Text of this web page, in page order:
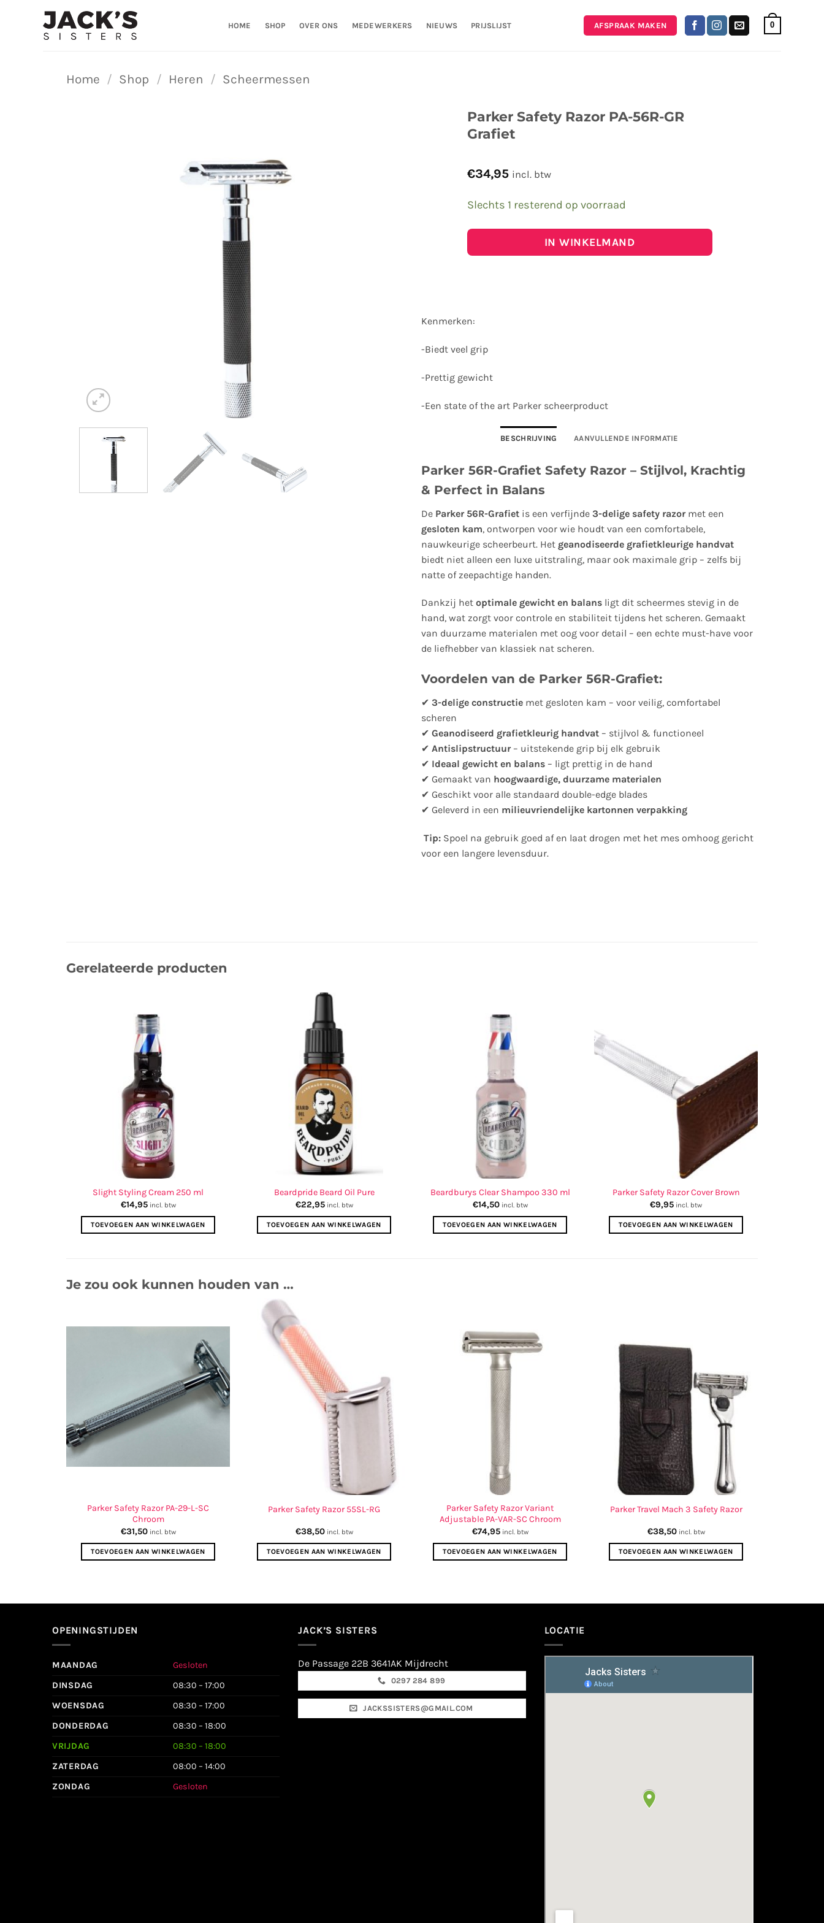
HOME SHOP OVER ONS MEDEWERKERS NIEUWS PRIJSLIJST AFSPRAAK MAKEN 0
Home / Shop / Heren / Scheermessen
Parker Safety Razor PA-56R-GR
Grafiet
€34,95 incl. btw
Slechts 1 resterend op voorraad
IN WINKELMAND
Kenmerken:
-Biedt veel grip
-Prettig gewicht
-Een state of the art Parker scheerproduct
BESCHRIJVING AANVULLENDE INFORMATIE
Parker 56R-Grafiet Safety Razor – Stijlvol, Krachtig
& Perfect in Balans
De Parker 56R-Grafiet is een verfijnde 3-delige safety razormet een
gesloten kam, ontworpen voor wie houdt van een comfortabele,
nauwkeurige scheerbeurt. Het geanodiseerde grafietkleurige handvat
biedt niet alleen een luxe uitstraling, maar ook maximale grip – zelfs bij
natte of zeepachtige handen.
Dankzij het optimale gewicht en balans ligt dit scheermes stevig in de
hand, wat zorgt voor controle en stabiliteit tijdens het scheren. Gemaakt
van duurzame materialen met oog voor detail – een echte must-have voor
de liefhebber van klassiek nat scheren.
Voordelen van de Parker 56R-Grafiet:
✔ 3-delige constructie met gesloten kam – voor veilig, comfortabel
scheren
✔ Geanodiseerd grafietkleurig handvat – stijlvol & functioneel
✔ Antislipstructuur– uitstekende grip bij elk gebruik
✔ Ideaal gewicht en balans – ligt prettig in de hand
✔ Gemaakt van hoogwaardige, duurzame materialen
✔ Geschikt voor alle standaard double-edge blades
✔ Geleverd in een milieuvriendelijke kartonnen verpakking
Tip: Spoel na gebruik goed af en laat drogen met het mes omhoog gericht
voor een langere levensduur.
Gerelateerde producten
Slight Styling Cream 250 ml
€14,95 incl. btw
TOEVOEGEN AAN WINKELWAGEN
Beardpride Beard Oil Pure
€22,95 incl. btw
TOEVOEGEN AAN WINKELWAGEN
Beardburys Clear Shampoo 330 ml
€14,50 incl. btw
TOEVOEGEN AAN WINKELWAGEN
Parker Safety Razor Cover Brown
€9,95 incl. btw
TOEVOEGEN AAN WINKELWAGEN
Je zou ook kunnen houden van …
Parker Safety Razor PA-29-L-SC
Chroom
€31,50 incl. btw
TOEVOEGEN AAN WINKELWAGEN
Parker Safety Razor 55SL-RG
€38,50 incl. btw
TOEVOEGEN AAN WINKELWAGEN
Parker Safety Razor Variant
Adjustable PA-VAR-SC Chroom
€74,95 incl. btw
TOEVOEGEN AAN WINKELWAGEN
Parker Travel Mach 3 Safety Razor
€38,50 incl. btw
TOEVOEGEN AAN WINKELWAGEN
OPENINGSTIJDEN
MAANDAG
Gesloten
DINSDAG
08:30 – 17:00
WOENSDAG
08:30 – 17:00
DONDERDAG
08:30 – 18:00
VRIJDAG
08:30 – 18:00
ZATERDAG
08:00 – 14:00
ZONDAG
Gesloten
JACK’S SISTERS
De Passage 22B 3641AK Mijdrecht
0297 284 899
JACKSSISTERS@GMAIL.COM
LOCATIE